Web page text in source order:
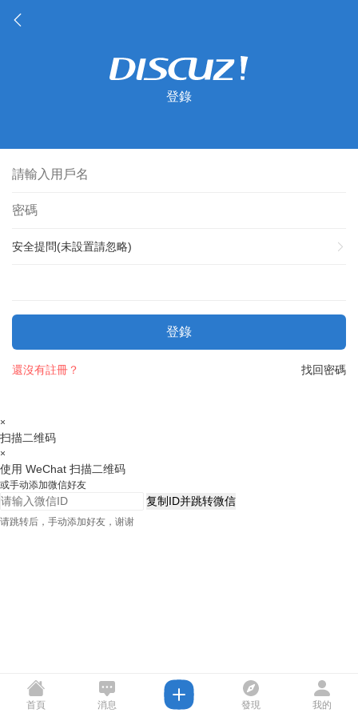
登錄
安全提問(未設置請忽略)
登錄
找回密碼
還沒有註冊？
×
扫描二维码
×
使用 WeChat 扫描二维码
或手动添加微信好友
复制ID并跳转微信
请跳转后，手动添加好友，谢谢
首頁 消息 發現 我的